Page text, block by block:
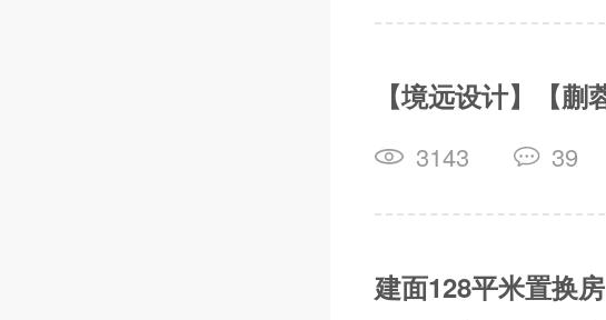
【境远设计】【
3143 39
建面128平米置换